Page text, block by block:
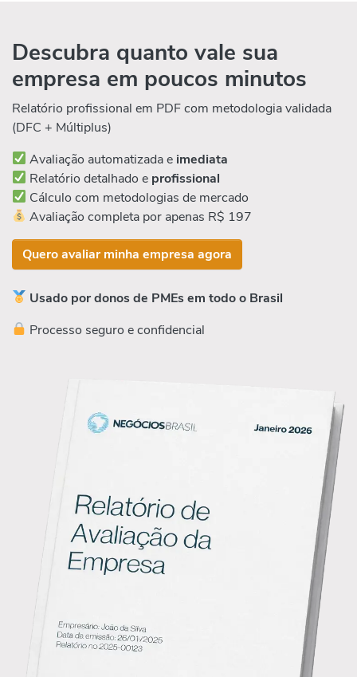
Descubra quanto vale sua
empresa em poucos minutos
Relatório profissional em PDF com metodologia validada
(DFC + Múltiplus)
Avaliação automatizada e imediata
Relatório detalhado e profissional
Cálculo com metodologias de mercado
Avaliação completa por apenas R$ 197
Quero avaliar minha empresa agora
Usado por donos de PMEs em todo o Brasil
Processo seguro e confidencial